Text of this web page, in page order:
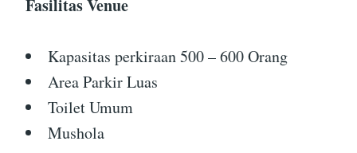
Fasilitas Venue
Kapasitas perkiraan 500 – 600 Orang
Area Parkir Luas
Toilet Umum
Mushola